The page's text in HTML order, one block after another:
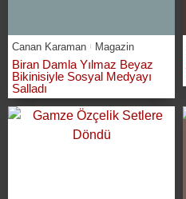
Canan Karaman Magazin
Biran Damla Yılmaz Beyaz
Bikinisiyle Sosyal Medyayı
Salladı